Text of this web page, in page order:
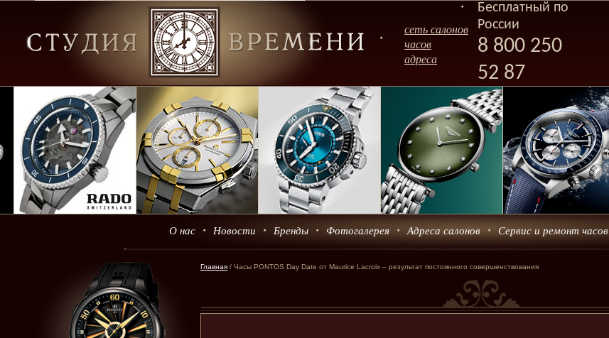
сеть салонов
часов
адреса
Бесплатный по
России
8 800 250
52 87
О нас Новости Бренды Фотогалерея Адреса салонов Сервис и ремонт часов
Главная / Часы PONTOS Day Date от Maurice Lacroix – результат постоянного совершенствования